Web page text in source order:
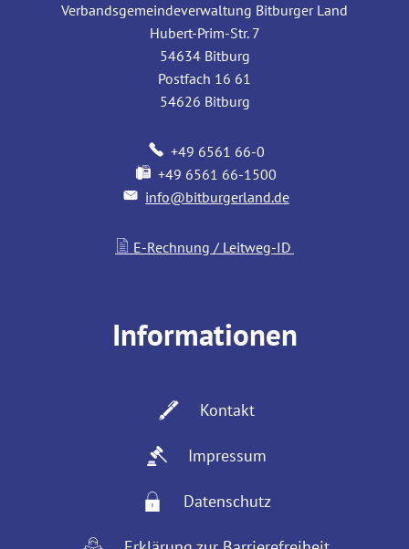
Verbandsgemeindeverwaltung Bitburger Land
Hubert-Prim-Str. 7
54634 Bitburg
Postfach 16 61
54626 Bitburg
+49 6561 66-0
+49 6561 66-1500
info@bitburgerland.de
E-Rechnung / Leitweg-ID
Informationen
Kontakt
Impressum
Datenschutz